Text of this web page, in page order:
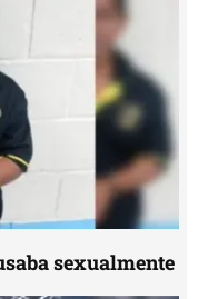
sexualmente